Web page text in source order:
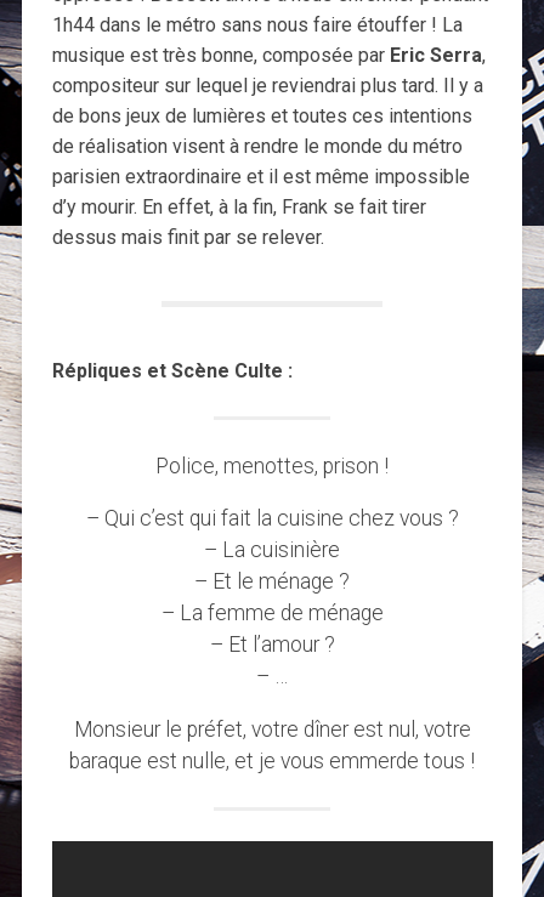
1h44 dans le métro sans nous faire étouffer ! La
musique est très bonne, composée par Eric Serra,
compositeur sur lequel je reviendrai plus tard. Il y a
de bons jeux de lumières et toutes ces intentions
de réalisation visent à rendre le monde du métro
parisien extraordinaire et il est même impossible
d’y mourir. En effet, à la fin, Frank se fait tirer
dessus mais finit par se relever.
Répliques et Scène Culte :
Police, menottes, prison !
– Qui c’est qui fait la cuisine chez vous ?
– La cuisinière
– Et le ménage ?
– La femme de ménage
– Et l’amour ?
– …
Monsieur le préfet, votre dîner est nul, votre
baraque est nulle, et je vous emmerde tous !